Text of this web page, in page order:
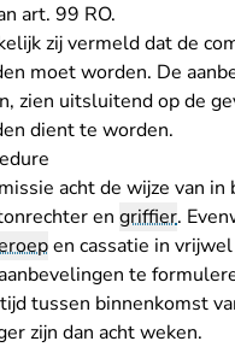
art. 99 RO.
zij vermeld dat de
moet worden. De
zien uitsluitend op de
dient te worden.
acht de wijze van
en griffier.
en cassatie in
te
tussen binnenkomst
zijn dan acht weken.